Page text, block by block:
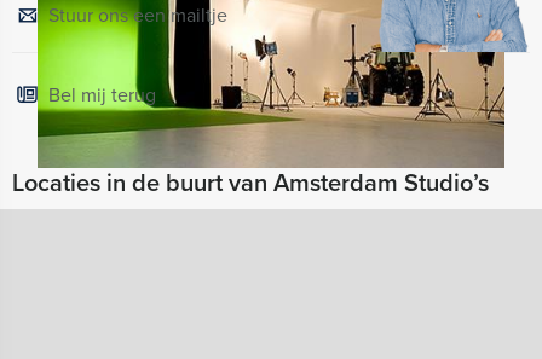
Stuur ons een mailtje
Bel mij terug
Locaties in de buurt van Amsterdam Studio’s